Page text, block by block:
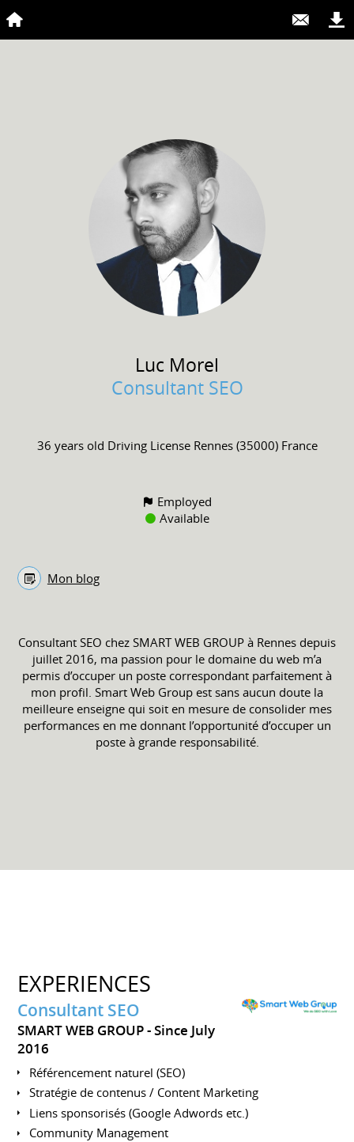
Luc Morel
Consultant SEO
36 years old Driving License Rennes (35000) France
Employed
Available
Mon blog
Consultant SEO chez SMART WEB GROUP à Rennes depuis
juillet 2016, ma passion pour le domaine du web m’a
permis d’occuper un poste correspondant parfaitement à
mon profil. Smart Web Group est sans aucun doute la
meilleure enseigne qui soit en mesure de consolider mes
performances en me donnant l’opportunité d’occuper un
poste à grande responsabilité.
EXPERIENCES
Consultant SEO
SMART WEB GROUP
Since July
2016
Référencement naturel (SEO)
Stratégie de contenus / Content Marketing
Liens sponsorisés (Google Adwords etc.)
Community Management